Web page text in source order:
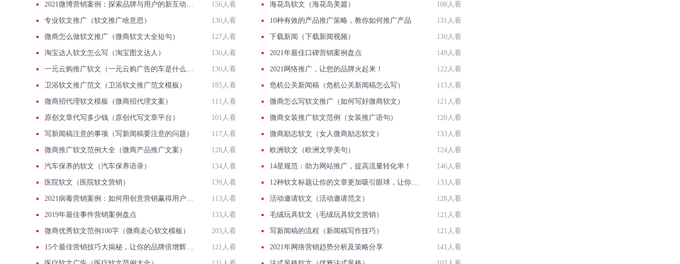
2021微博营销案例：探索品牌与用户的新互动模式 156人看 海花岛软文（海花岛美篇） 108人看
专业软文推广（软文推广啥意思） 130人看 10种有效的产品推广策略，教你如何推广产品 131人看
微商怎么做软文推广（微商软文大全短句） 127人看 下载新闻（下载新闻视频） 130人看
淘宝达人软文怎么写（淘宝图文达人） 130人看 2021年最佳口碑营销案例盘点 149人看
一元云购推广软文（一元云购广告的车是什么牌子） 130人看 2021网络推广，让您的品牌火起来！ 122人看
卫浴软文推广范文（卫浴软文推广范文模板） 185人看 危机公关新闻稿（危机公关新闻稿怎么写） 113人看
微商招代理软文模板（微商招代理文案） 111人看 微商怎么写软文推广（如何写好微商软文） 121人看
原创文章代写多少钱（原创代写文章平台） 101人看 微商女装推广软文范例（女装推广语句） 120人看
写新闻稿注意的事项（写新闻稿要注意的问题） 117人看 微商励志软文（女人微商励志软文） 133人看
微商推广软文范例大全（微商产品推广文案） 128人看 欧洲软文（欧洲文学美句） 124人看
汽车保养的软文（汽车保养语录） 134人看 14星规范：助力网站推广，提高流量转化率！ 146人看
医院软文（医院软文营销） 139人看 12种软文标题让你的文章更加吸引眼球，让你的内容更加生动传神！ 133人看
2021病毒营销案例：如何用创意营销赢得用户心？ 113人看 活动邀请软文（活动邀请范文） 128人看
2019年最佳事件营销案例盘点 133人看 毛绒玩具软文（毛绒玩具软文营销） 121人看
微商优秀软文范例100字（微商走心软文模板） 203人看 写新闻稿的流程（新闻稿写作技巧） 121人看
15个最佳营销技巧大揭秘，让你的品牌倍增辉煌！ 121人看 2021年网络营销趋势分析及策略分享 141人看